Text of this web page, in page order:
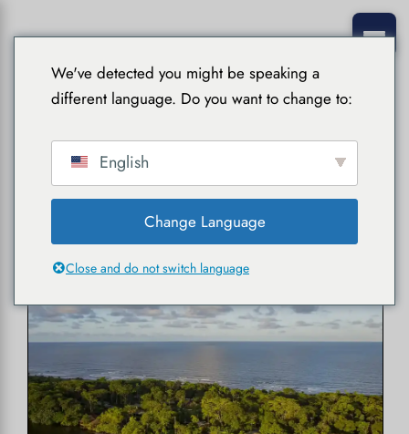
Guides pratiques
We've detected you might be speaking a
different language. Do you want to change to:
English
Change Language
Close and do not switch language